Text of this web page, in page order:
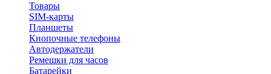
Товары
SIM-карты
Планшеты
Кнопочные телефоны
Автодержатели
Ремешки для часов
Батарейки